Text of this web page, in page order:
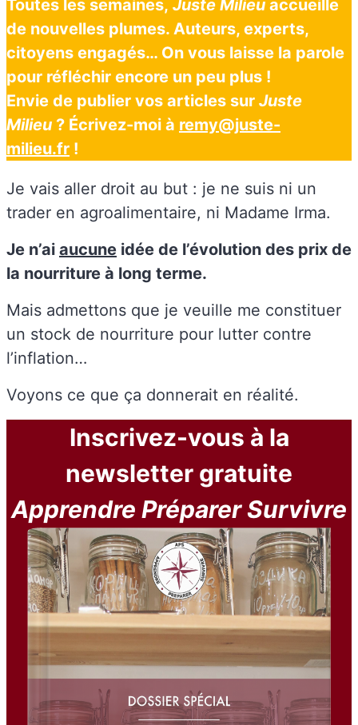
Toutes les semaines, Juste Milieu accueille
de nouvelles plumes. Auteurs, experts,
citoyens engagés… On vous laisse la parole
pour réfléchir encore un peu plus !
Envie de publier vos articles sur Juste
Milieu ? Écrivez-moi à remy@juste-
milieu.fr !
Je vais aller droit au but : je ne suis ni un
trader en agroalimentaire, ni Madame Irma.
Je n’ai aucune idée de l’évolution des prix de
la nourriture à long terme.
Mais admettons que je veuille me constituer
un stock de nourriture pour lutter contre
l’inflation…
Voyons ce que ça donnerait en réalité.
Inscrivez-vous à la
newsletter gratuite
Apprendre Préparer Survivre